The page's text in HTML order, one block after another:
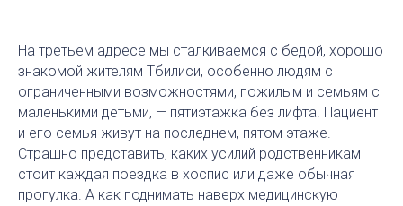
На третьем адресе мы сталкиваемся с бедой, хорошо
знакомой жителям Тбилиси, особенно людям с
ограниченными возможностями, пожилым и семьям с
маленькими детьми, — пятиэтажка без лифта. Пациент
и его семья живут на последнем, пятом этаже.
Страшно представить, каких усилий родственникам
стоит каждая поездка в хоспис или даже обычная
прогулка. А как поднимать наверх медицинскую